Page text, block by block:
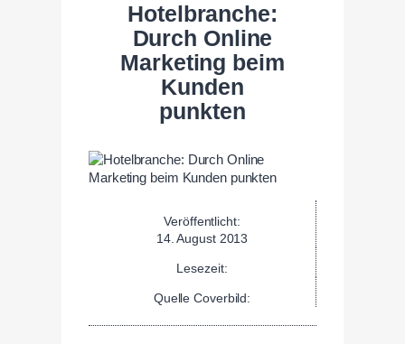
Hotelbranche:
Durch Online
Marketing beim
Kunden
punkten
Veröffentlicht:
14. August 2013
Lesezeit:
Quelle Coverbild: